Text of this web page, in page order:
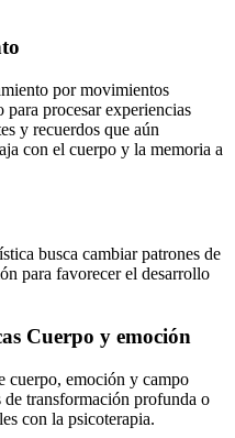
por movimientos
procesar experiencias
y recuerdos que aún
con el cuerpo y la memoria a
busca cambiar patrones de
para favorecer el desarrollo
Cuerpo y emoción
cuerpo, emoción y campo
transformación profunda o
con la psicoterapia.